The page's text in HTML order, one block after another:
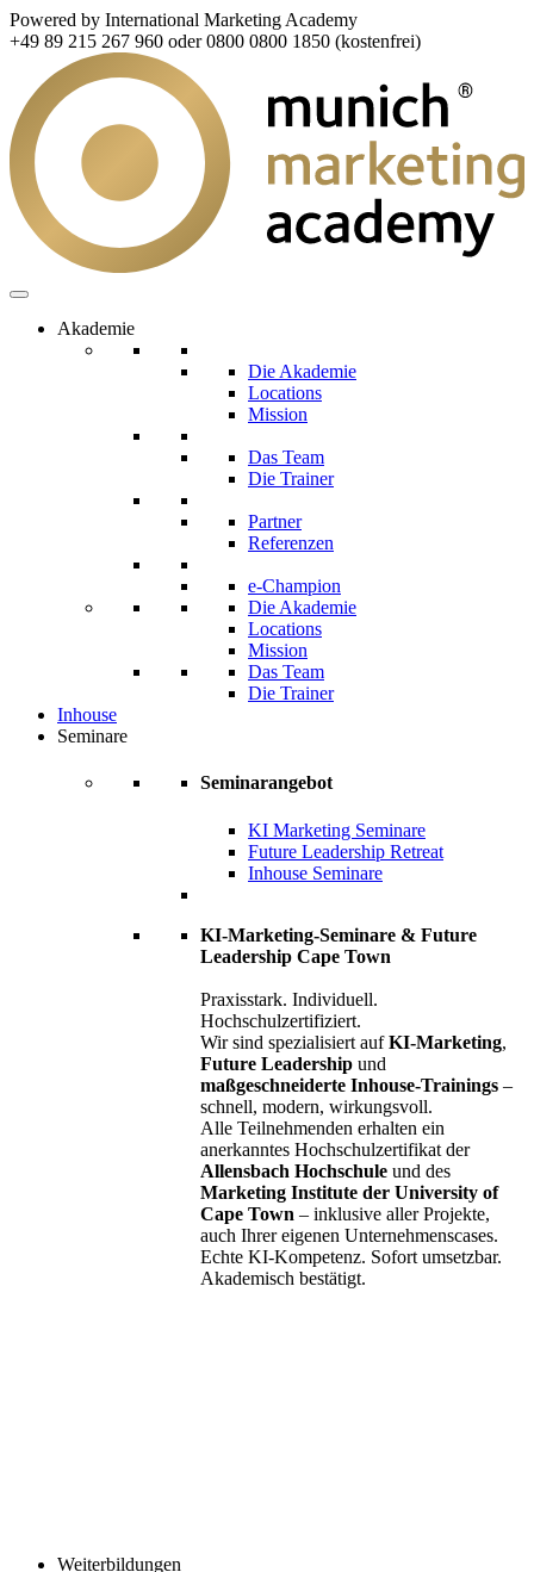
Powered by International Marketing Academy
+49 89 215 267 960 oder 0800 0800 1850 (kostenfrei)
Akademie
Die Akademie
Locations
Mission
Das Team
Die Trainer
Partner
Referenzen
e-Champion
Die Akademie
Locations
Mission
Das Team
Die Trainer
Inhouse
Seminare
Seminarangebot
KI Marketing Seminare
Future Leadership Retreat
Inhouse Seminare
KI-Marketing-Seminare & Future
Leadership Cape Town
Praxisstark. Individuell.
Hochschulzertifiziert.
Wir sind spezialisiert aufKI-Marketing,
Future Leadership und
maßgeschneiderte Inhouse-Trainings –
schnell, modern, wirkungsvoll.
Alle Teilnehmenden erhalten ein
anerkanntes Hochschulzertifikat der
Allensbach Hochschule und des
Marketing Institute der University of
Cape Town – inklusive aller Projekte,
auch Ihrer eigenen Unternehmenscases.
Echte KI-Kompetenz. Sofort umsetzbar.
Akademisch bestätigt.
Weiterbildungen